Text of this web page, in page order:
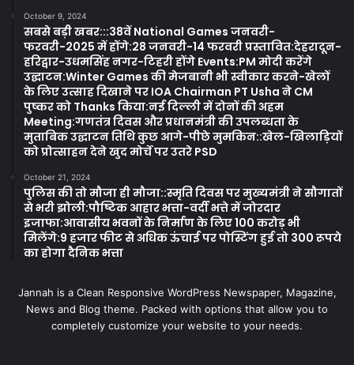
October 9, 2024
सबसे बड़ी खबर:::38वें National Games जनवरी-
फरवरी-2025 में होंगे:28 जनवरी-14 फरवरी प्रस्तावित:देहरादून-
हरिद्वार-उधमसिंह नगर-टिहरी होंगे Events:PM मोदी करेंगे
उद्घाटन:Winter Games की मेजबानी भी स्वीकार करने-खेलों
के लिए उत्साह दिखाने पर IOA Chairman PT Usha ने CM
पुष्कर को Thanks किया:नई दिल्ली में दोनों की अहम
Meeting:गणतंत्र दिवस और प्रधानमंत्री की उपलब्धता के
मुताबिक उद्घाटन तिथि कुछ आगे-पीछे मुमकिन::खेल-खिलाड़ियों
को प्रोत्साहन देने खुद मोर्चे पर उतरे PSD
October 21, 2024
पुलिस की तो मौजा ही मौजा::स्मृति दिवस पर मुख्यमंत्री ने सौगातों
से भरी झोली:पौष्टिक आहार भत्ता-वर्दी भत्ते में जोरदार
इजाफा:आवासीय भवनों के निर्माण के लिए 100 करोड़ भी
मिलेंगे:9 हजार फीट से अधिक ऊंचाई पर पोस्टिंग हुई तो 300 रूपये
का होगा दैनिक भत्ता
Jannah is a Clean Responsive WordPress Newspaper, Magazine,
News and Blog theme. Packed with options that allow you to
completely customize your website to your needs.